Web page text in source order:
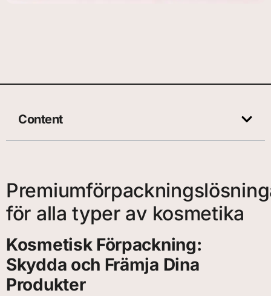
Content
för alla typer av kosmetika
Kosmetisk Förpackning:
Skydda och Främja Dina
Produkter